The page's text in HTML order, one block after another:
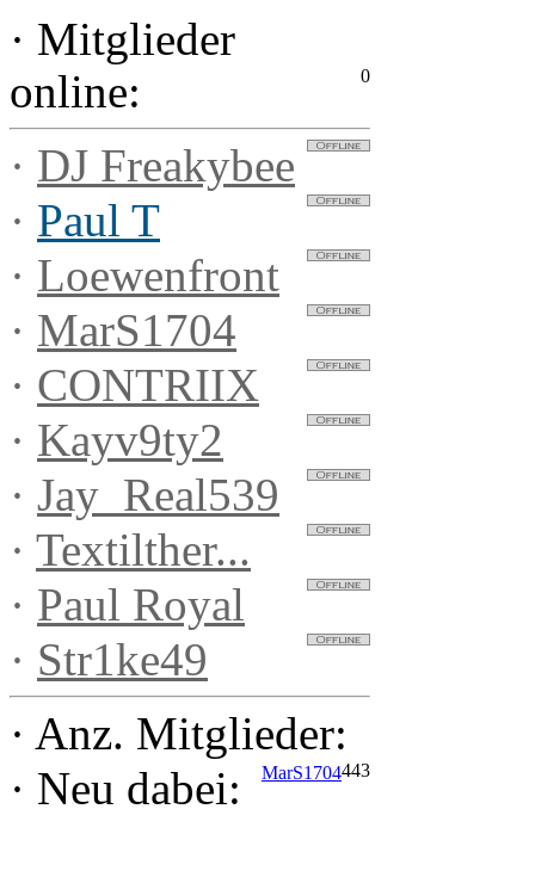
· Mitglieder
online:
0
· DJ Freakybee
· Paul T
· Loewenfront
· MarS1704
· CONTRIIX
· Kayv9ty2
· Jay_Real539
· Textilther...
· Paul Royal
· Str1ke49
· Anz. Mitglieder:
443
· Neu dabei: MarS1704